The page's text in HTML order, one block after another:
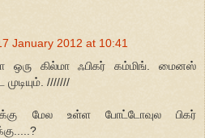
January 2012 at 10:41
ஒரு கில்மா ஃபிகர் கம்மிங். மைனஸ்
///////
மேல உள்ள போட்டோவுல பிகர்